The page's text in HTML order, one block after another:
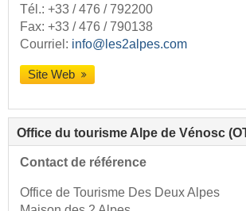
Tél.: +33 / 476 / 792200
Fax: +33 / 476 / 790138
Courriel: info@les2alpes.com
Site Web
Office du tourisme Alpe de Vénosc
Contact de référence
Office de Tourisme Des Deux Alpes